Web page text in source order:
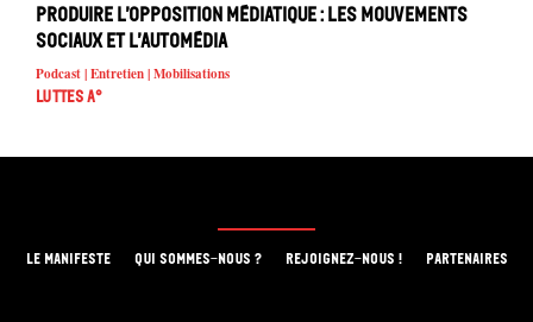
Produire l’opposition médiatique : les mouvements
sociaux et l’automédia
Podcast | Entretien | Mobilisations
Luttes A°
LE MANIFESTE QUI SOMMES-NOUS ? REJOIGNEZ-NOUS ! PARTENAIRES